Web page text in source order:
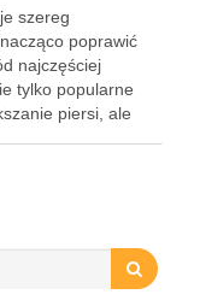
szereg
poprawić
najczęściej
tylko popularne
piersi, ale